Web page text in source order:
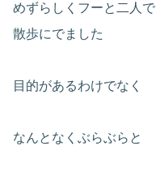
めずらしくフーと二人で
散歩にでました
目的があるわけでなく
なんとなくぶらぶらと